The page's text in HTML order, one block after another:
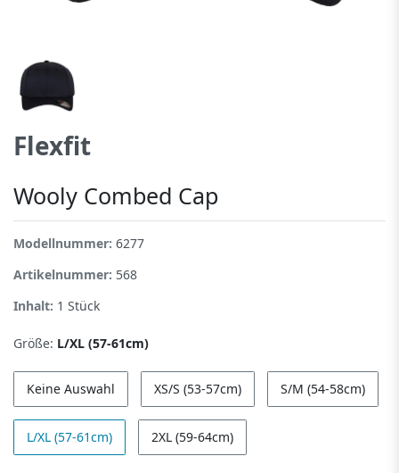
Flexfit
Wooly Combed Cap
Modellnummer: 6277
Artikelnummer: 568
Inhalt: 1 Stück
Größe: L/XL (57-61cm)
Keine Auswahl XS/S (53-57cm) S/M (54-58cm)
L/XL (57-61cm) 2XL (59-64cm)